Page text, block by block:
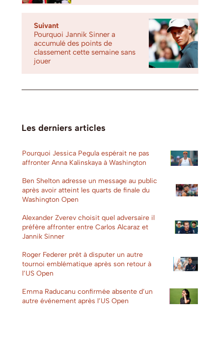
Suivant
Pourquoi Jannik Sinner a
accumulé des points de
classement cette semaine sans
jouer
Les derniers articles
Pourquoi Jessica Pegula espérait ne pas
affronter Anna Kalinskaya à Washington
Ben Shelton adresse un message au public
après avoir atteint les quarts de finale du
Washington Open
Alexander Zverev choisit quel adversaire il
préfère affronter entre Carlos Alcaraz et
Jannik Sinner
Roger Federer prêt à disputer un autre
tournoi emblématique après son retour à
l’US Open
Emma Raducanu confirmée absente d’un
autre événement après l’US Open